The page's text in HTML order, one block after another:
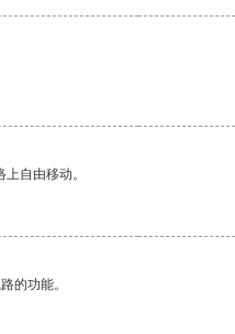
自由移动。
的功能。